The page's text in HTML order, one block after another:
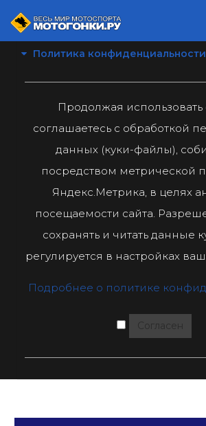
Политика конфиденциальности
Продолжая использовать
соглашаетесь с обработкой
данных (куки-файлы),
посредством метрической
Яндекс.Метрика, в целях
посещаемости сайта.
сохранять и читать данные
регулируется в настройках
Подробнее о политике
Согласен